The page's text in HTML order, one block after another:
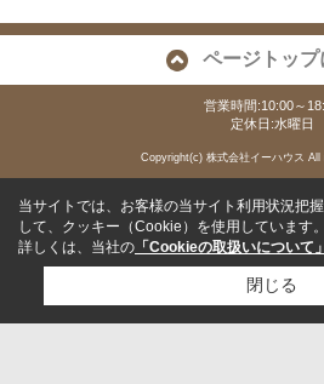
ページトップ
営業時間:10:00～
定休日:水曜日
Copyright(c) 株式会社イーハウス All
当サイトでは、お客様の当サイト利用状況把
して、クッキー（Cookie）を使用しています。
詳しくは、当社の 「Cookieの取扱いについて」
閉じる